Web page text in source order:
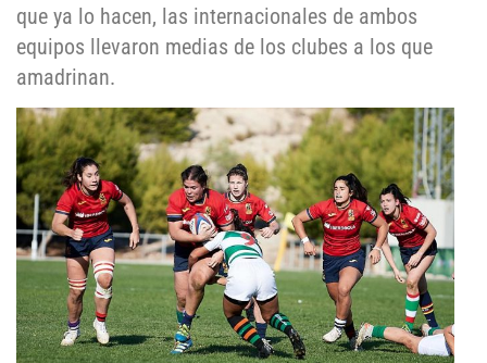
que ya lo hacen, las internacionales de ambos
equipos llevaron medias de los clubes a los que
amadrinan.